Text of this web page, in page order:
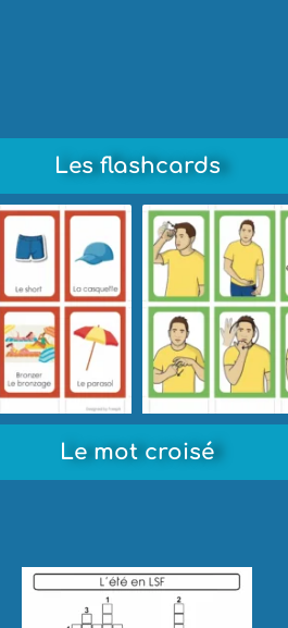
Les flashcards
Le mot croisé